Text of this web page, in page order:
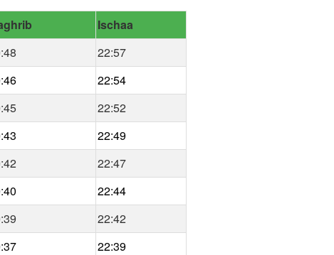
Ischaa
22:57
22:54
22:52
22:49
22:47
22:44
22:42
22:39